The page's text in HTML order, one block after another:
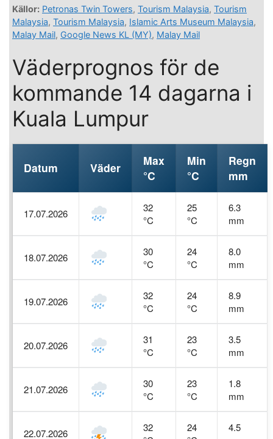
Källor: Petronas Twin Towers, Tourism Malaysia, Tourism
Malaysia, Tourism Malaysia, Islamic Arts Museum Malaysia,
Malay Mail, Google News KL (MY), Malay Mail
Väderprognos för de
kommande 14 dagarna i
Kuala Lumpur
Datum Väder
Max
°C
Min
°C
Regn
mm
17.07.2026
32
°C
25
°C
6.3
mm
18.07.2026
30
°C
24
°C
8.0
mm
19.07.2026
32
°C
24
°C
8.9
mm
20.07.2026
31
°C
23
°C
3.5
mm
21.07.2026
30
°C
23
°C
1.8
mm
22.07.2026
32
24
4.5